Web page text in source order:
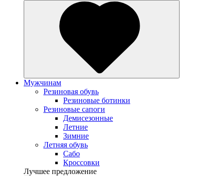
Мужчинам
Резиновая обувь
Резиновые ботинки
Резиновые сапоги
Демисезонные
Летние
Зимние
Летняя обувь
Сабо
Кроссовки
Лучшее предложение